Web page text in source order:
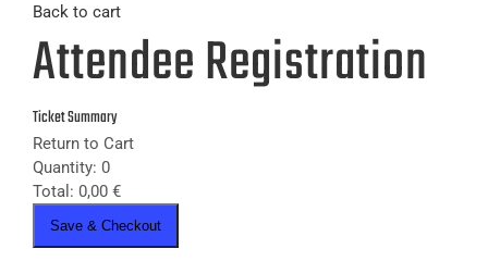
Back to cart
Attendee Registration
Ticket Summary
Return to Cart
Quantity: 0
Total: 0,00 €
Save & Checkout